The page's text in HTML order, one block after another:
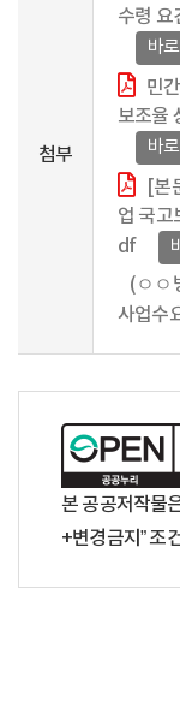
첨부
수령 요
바
민
보조율
바
[본
업 국고
df
(ㅇㅇ
사업수
본 공공저작물
+변경금지” 조